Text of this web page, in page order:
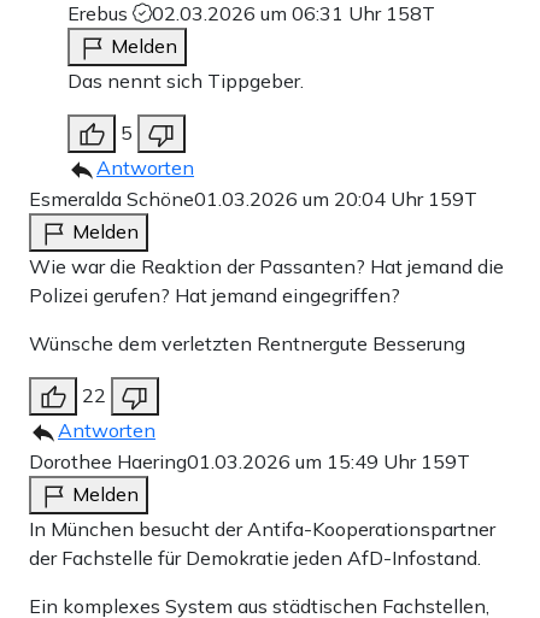
Erebus
02.03.2026 um 06:31 Uhr 158T
Melden
Das nennt sich Tippgeber.
5
Antworten
Esmeralda Schöne01.03.2026 um 20:04 Uhr 159T
Melden
Wie war die Reaktion der Passanten? Hat jemand die
Polizei gerufen? Hat jemand eingegriffen?
Wünsche dem verletzten Rentnergute Besserung
22
Antworten
Dorothee Haering01.03.2026 um 15:49 Uhr 159T
Melden
In München besucht der Antifa-Kooperationspartner
der Fachstelle für Demokratie jeden AfD-Infostand.
Ein komplexes System aus städtischen Fachstellen,